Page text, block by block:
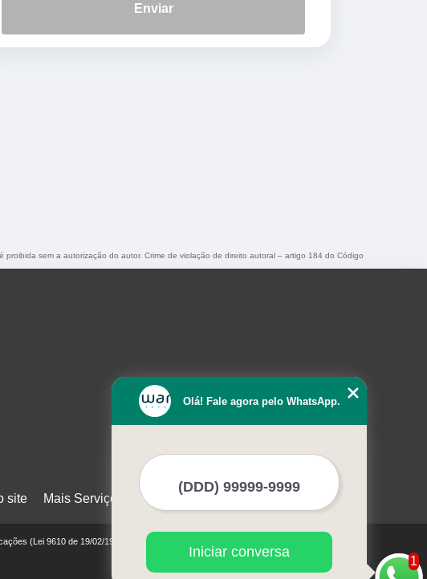
Enviar
sem a autorização do autor. Crime de violação de direito autoral – artigo 184 do Código
site Mais Serviços
(Lei 9610 de 19/02/1998)
1
Olá! Fale agora pelo WhatsApp.
Iniciar conversa